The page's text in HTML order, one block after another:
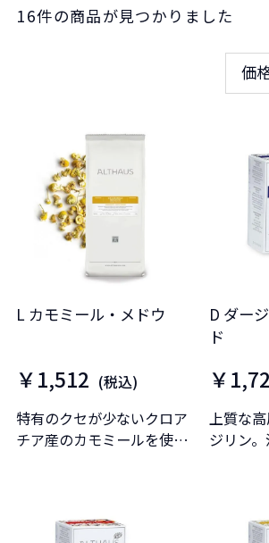
16件の商品が見つかりました
価
L カモミール・メドウ
￥1,512 (税込)
特有のクセが少ないクロア
チア産のカモミールを使
D ダー
ド
￥
上質な
ジリン